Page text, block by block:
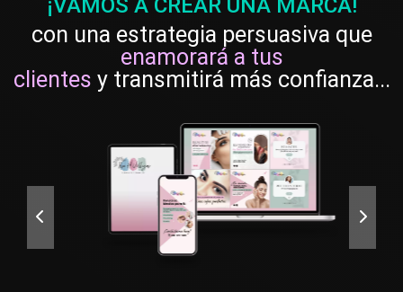
¡VAMOS A CREAR UNA MARCA!
con una estrategia persuasiva que
enamorará a tus
clientes y transmitirá más confianza...